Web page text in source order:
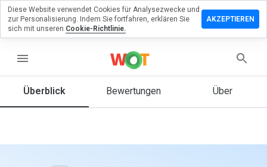
menu
Überblick Bewertungen Über
eine
würden
Diese Website verwendet Cookies für Analysezwecke und
zur Personalisierung. Indem Sie fortfahren, erklären Sie
sich mit unseren Cookie-Richtlinie.
AKZEPTIEREN